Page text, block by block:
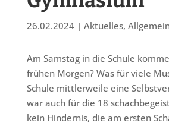
26.02.2024| Aktuelles,
Am Samstag in die Schule
frühen Morgen? Was für viele
Schule mittlerweile eine
war auch für die 18
kein Hindernis, die am ersten